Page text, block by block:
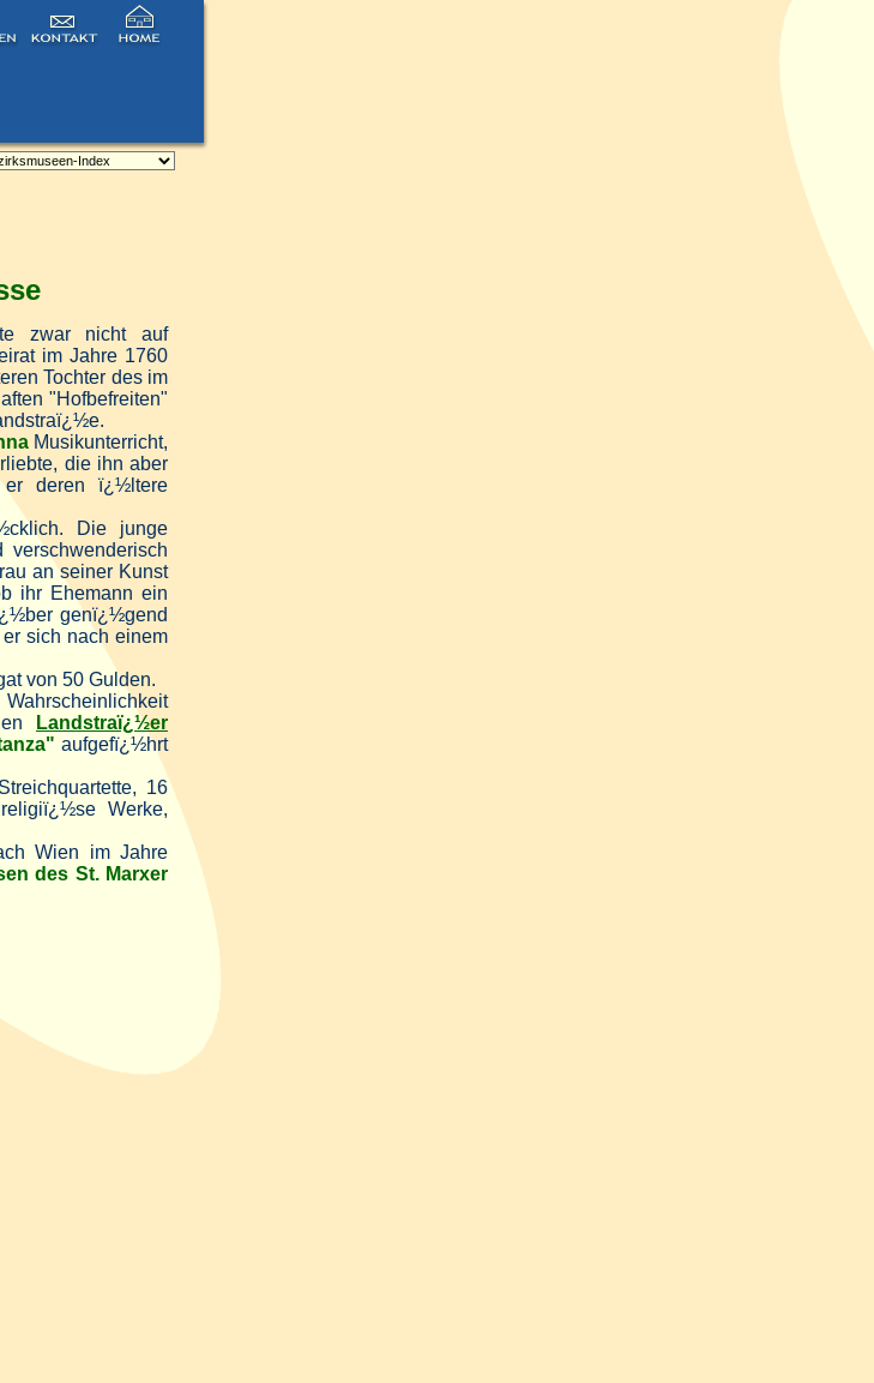
zwar nicht auf
im Jahre 1760
Tochter des im
"Hofbefreiten"
Musikunterricht,
die ihn aber
er deren ï¿½ltere
Die junge
an seiner Kunst
ihr Ehemann ein
genï¿½gend
sich nach einem
von 50 Gulden.
Landstraï¿½er
aufgefï¿½hrt
16
Werke,
Wien im Jahre
des St. Marxer